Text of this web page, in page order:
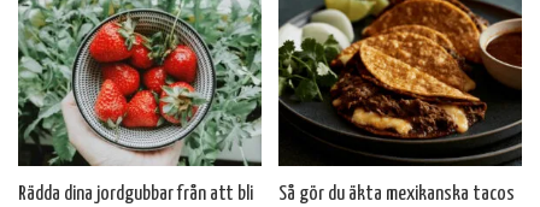
Rädda dina jordgubbar från att bli
Så gör du äkta mexikanska tacos